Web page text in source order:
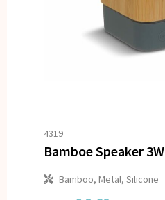
4319
Bamboe Speaker 3W
Bamboo, Metal, Silicone